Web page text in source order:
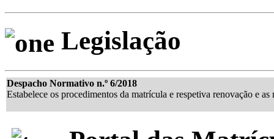
Legislação
Despacho Normativo n.º 6/2018
Estabelece os procedimentos da matrícula e respetiva renovação e